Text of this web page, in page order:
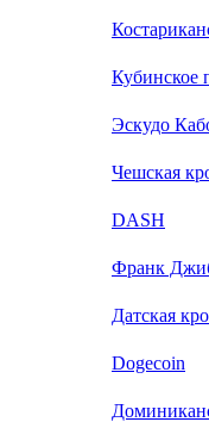
Кубинское
Эскудо
Чешская
DASH
Франк
Датская
Dogecoin